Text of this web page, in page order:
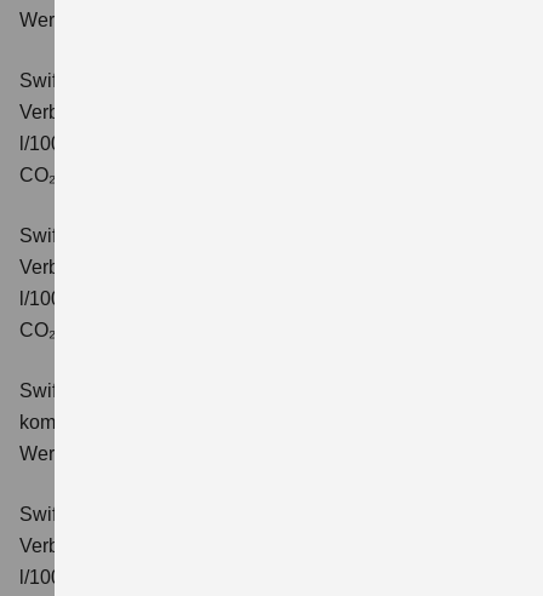
Wert der CO₂-Emission: 99 g/km; CO₂-Klasse: C.
Swift 1.2 DUALJET HYBRID CVT Comfort
Verbrauchswerte: kombinierter Energieverbrauch 4,7
l/100km; kombinierter Wert der CO₂-Emission: 106 g/km;
CO₂-Klasse: C.
Swift 1.2 DUALJET HYBRID ALLGRIP Comfort
Verbrauchswerte: kombinierter Energieverbrauch 4,9
l/100km; kombinierter Wert der CO₂-Emission: 110 g/km;
CO₂-Klasse: C.
Swift 1.2 DUALJET HYBRID Comfort+
kombinierter Energieverbrauch 4,4 l/100km; kombinierter
Wert der CO₂-Emission: 99 g/km; CO₂-Klasse: C.
Swift 1.2 DUALJET HYBRID CVT Comfort+
Verbrauchswerte: kombinierter Energieverbrauch 4,7
l/100km; kombinierter Wert der CO₂-Emission: 106 g/km;